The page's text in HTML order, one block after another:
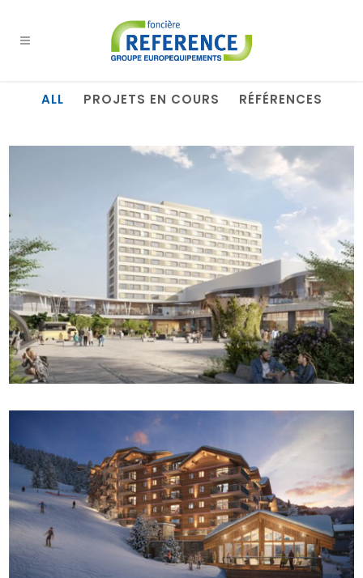
ALL PROJETS EN COURS RÉFÉRENCES